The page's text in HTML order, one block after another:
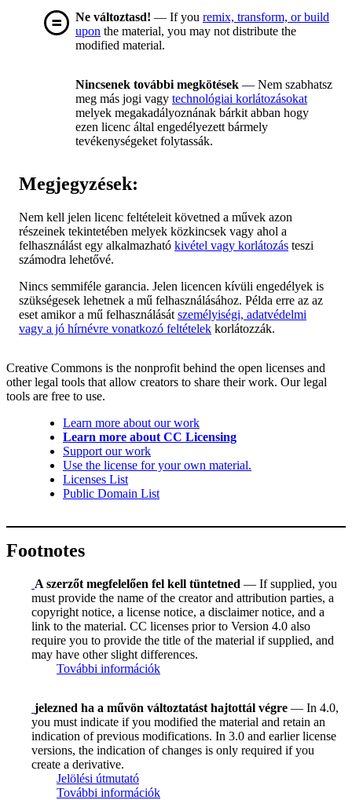
Ne változtasd! — If you remix, transform, or build
upon the material, you may not distribute the
modified material.
Nincsenek további megkötések — Nem szabhatsz
meg más jogi vagy technológiai korlátozásokat
melyek megakadályoznának bárkit abban hogy
ezen licenc által engedélyezett bármely
tevékenységeket folytassák.
Megjegyzések:
Nem kell jelen licenc feltételeit követned a művek azon
részeinek tekintetében melyek közkincsek vagy ahol a
felhasználást egy alkalmazható kivétel vagy korlátozás teszi
számodra lehetővé.
Nincs semmiféle garancia. Jelen licencen kívüli engedélyek is
szükségesek lehetnek a mű felhasználásához. Példa erre az az
eset amikor a mű felhasználását személyiségi, adatvédelmi
vagy a jó hírnévre vonatkozó feltételek korlátozzák.
Creative Commons is the nonprofit behind the open licenses and
other legal tools that allow creators to share their work. Our legal
tools are free to use.
Learn more about our work
Learn more about CC Licensing
Support our work
Use the license for your own material.
Licenses List
Public Domain List
Footnotes
A szerzőt megfelelően fel kell tüntetned — If supplied, you
must provide the name of the creator and attribution parties, a
copyright notice, a license notice, a disclaimer notice, and a
link to the material. CC licenses prior to Version 4.0 also
require you to provide the title of the material if supplied, and
may have other slight differences.
További információk
jelezned ha a művön változtatást hajtottál végre — In 4.0,
you must indicate if you modified the material and retain an
indication of previous modifications. In 3.0 and earlier license
versions, the indication of changes is only required if you
create a derivative.
Jelölési útmutató
További információk